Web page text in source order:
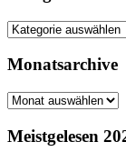
Kategorien
Monatsarchive
Monatsarchive
Meistgelesen